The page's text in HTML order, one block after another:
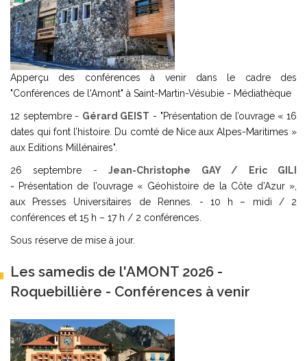
Apperçu des conférences à venir dans le cadre des
"Conférences de l'Amont" à Saint-Martin-Vésubie - Médiathèque
12 septembre - Gérard GEIST - "Présentation de l’ouvrage « 16
dates qui font l’histoire. Du comté de Nice aux Alpes-Maritimes »
aux Editions Millénaires".
26 septembre -Jean-Christophe GAY / Eric GILI
- Présentation de l’ouvrage « Géohistoire de la Côte d’Azur »,
aux Presses Universitaires de Rennes. - 10 h – midi / 2
conférences et 15 h – 17 h / 2 conférences.
Sous réserve de mise à jour.
Les samedis de l'AMONT 2026 -
Roquebillière - Conférences à venir